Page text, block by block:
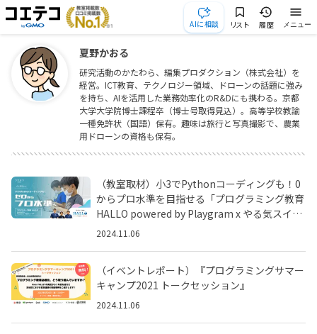
AIに相談 リスト 履歴 メニュー
夏野かおる
研究活動のかたわら、編集プロダクション（株式会社）を
経営。ICT教育、テクノロジー領域、ドローンの話題に強み
を持ち、AIを活用した業務効率化のR&Dにも携わる。京都
大学大学院博士課程卒（博士号取得見込）。高等学校教諭
一種免許状（国語）保有。趣味は旅行と写真撮影で、農業
用ドローンの資格も保有。
（教室取材）小3でPythonコーディングも！0
からプロ水準を目指せる「プログラミング教育
HALLO powered by Playgram x やる気スイッ
チ™️」
2024.11.06
（イベントレポート）『プログラミングサマー
キャンプ2021 トークセッション』
2024.11.06